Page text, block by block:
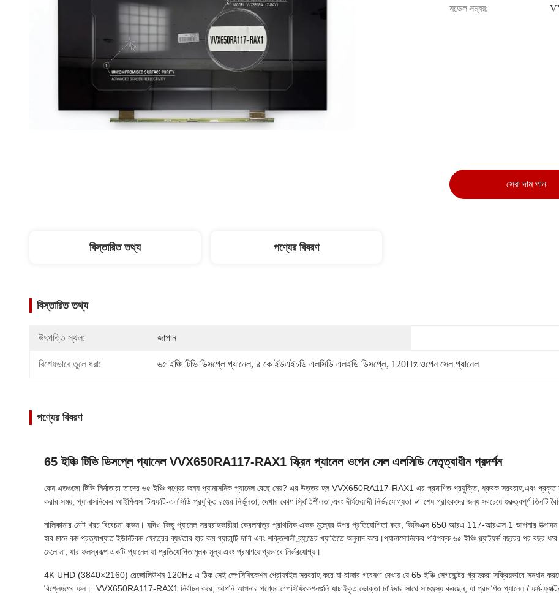
মডেল নম্বর:
সেরা দাম পান
বিস্তারিত তথ্য পণ্যের বিবরণ
বিস্তারিত তথ্য
উৎপত্তি স্থল: জাপান
বিশেষভাবে তুলে ধরা: ৬৫ ইঞ্চি টিভি ডিসপ্লে প্যানেল, ৪ কে ইউএইচডি এলসিডি এলইডি ডিসপ্লে, 120Hz ওপেন সেল প্যানেল
পণ্যের বিবরণ
65 ইঞ্চি টিভি ডিসপ্লে প্যানেল VVX650RA117-RAX1 স্ক্রিন প্যানেল ওপেন সেল এলসিডি নেতৃত্বাধীন প্রদর্শন
কেন এতগুলো টিভি নির্মাতারা তাদের ৬৫ ইঞ্চি পণ্যের জন্য প্যানাসনিক প্যানেল বেছে নেয়? এর উত্তর হল VVX650RA117-RAX1 এর প্রমাণিত প্রযুক্তি, ধ্রুবক সরবরাহ,এবং প্রকৃত
করার সময়, প্যানাসনিকের আইপিএস টিএফটি-এলসিডি প্রযুক্তি রঙের নির্ভুলতা, দেখার কোণ স্থিতিশীলতা,এবং দীর্ঘমেয়াদী নির্ভরযোগ্যতা ✓ শেষ গ্রাহকদের জন্য সবচেয়ে গুরুত্বপূর্ণ তিনটি
মালিকানার মোট খরচ বিবেচনা করুন। যদিও কিছু প্যানেল সরবরাহকারীরা কেবলমাত্র প্রাথমিক একক মূল্যের উপর প্রতিযোগিতা করে, ভিভিএক্স 650 আরএ 117-আরএক্স 1 আপনার
হার মানে কম প্রত্যাখ্যাত ইউনিটকম ক্ষেত্রের ব্যর্থতার হার কম গ্যারান্টি দাবি এবং শক্তিশালী ব্র্যান্ডের খ্যাতিতে অনুবাদ করে।প্যানাসোনিকের পরিপক্ক ৬৫ ইঞ্চি প্ল্যাটফর্ম বছরের পর বছর
মেলে না, যার ফলস্বরূপ একটি প্যানেল যা প্রতিযোগিতামূলক মূল্য এবং প্রমাণযোগ্যভাবে নির্ভরযোগ্য।
4K UHD (3840×2160) রেজোলিউশন 120Hz এ ঠিক সেই স্পেসিফিকেশন প্রোফাইল সরবরাহ করে যা বাজার গবেষণা দেখায় যে 65 ইঞ্চি সেগমেন্টের গ্রাহকরা সক্রিয়ভাবে সন্ধান
বিশ্লেষণের ফল।. VVX650RA117-RAX1 নির্বাচন করে, আপনি আপনার পণ্যের স্পেসিফিকেশনগুলি যাচাইকৃত ভোক্তা চাহিদার সাথে সামঞ্জস্য করছেন, যা প্রমাণিত প্যানেল / ফর্ম-